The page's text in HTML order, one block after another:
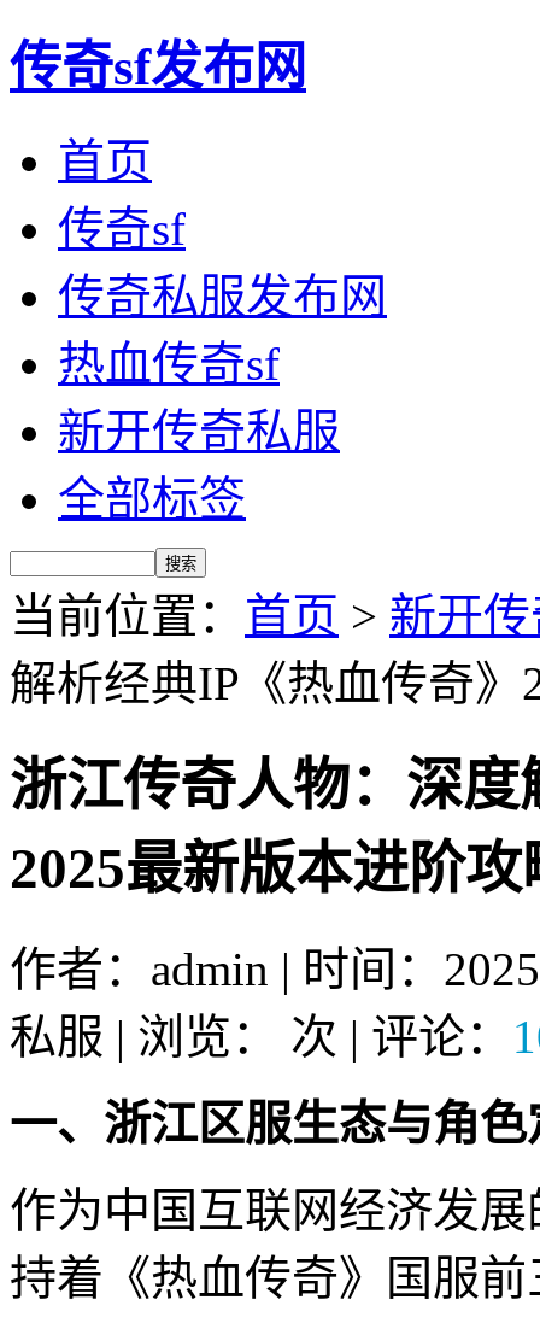
传奇sf发布网
首页
传奇sf
传奇私服发布网
热血传奇sf
新开传奇私服
全部标签
当前位置： 首页 > 新开
解析经典IP《热血传奇
浙江传奇人物：深
2025最新版本进阶攻
作者：admin | 时间：
私服 | 浏览：
次 | 评论：
一、浙江区服生态与角
作为中国互联网经济发
持着《热血传奇》国服